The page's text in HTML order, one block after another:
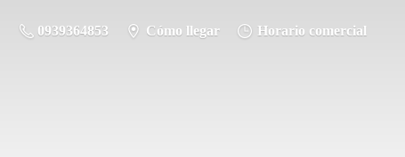
0939364853 Cómo llegar Horario comercial